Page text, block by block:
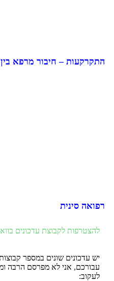
התקרקעות – חיבור מרפא
רפואה סינית
להצטרפות לקבוצת עדכונים
יש עדכונים שונים במספר
עבורכם, אני לא מפרסם הרבה
לעקוב: